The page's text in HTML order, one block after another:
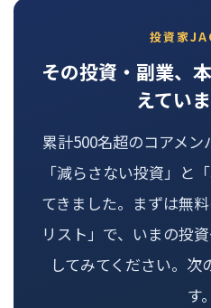
投資家
その投資・副業、
えてい
累計500名超のコアメ
「減らさない投資」と
てきました。まずは無
リスト」で、いまの投
してみてください。
す。